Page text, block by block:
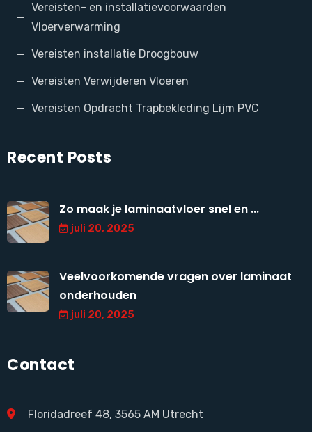
Vereisten- en installatievoorwaarden
Vloerverwarming
Vereisten installatie Droogbouw
Vereisten Verwijderen Vloeren
Vereisten Opdracht Trapbekleding Lijm PVC
Recent Posts
Zo maak je laminaatvloer snel en ...
juli 20, 2025
Veelvoorkomende vragen over laminaat
onderhouden
juli 20, 2025
Contact
Floridadreef 48, 3565 AM Utrecht